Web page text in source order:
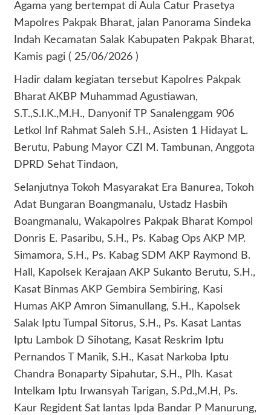
Agama yang bertempat di Aula Catur Prasetya
Mapolres Pakpak Bharat, jalan Panorama Sindeka
Indah Kecamatan Salak Kabupaten Pakpak Bharat,
Kamis pagi ( 25/06/2026 )
Hadir dalam kegiatan tersebut Kapolres Pakpak
Bharat AKBP Muhammad Agustiawan,
S.T.,S.I.K.,M.H., Danyonif TP Sanalenggam 906
Letkol Inf Rahmat Saleh S.H., Asisten 1 Hidayat L.
Berutu, Pabung Mayor CZI M. Tambunan, Anggota
DPRD Sehat Tindaon,
Selanjutnya Tokoh Masyarakat Era Banurea, Tokoh
Adat Bungaran Boangmanalu, Ustadz Hasbih
Boangmanalu, Wakapolres Pakpak Bharat Kompol
Donris E. Pasaribu, S.H., Ps. Kabag Ops AKP MP.
Simamora, S.H., Ps. Kabag SDM AKP Raymond B.
Hall, Kapolsek Kerajaan AKP Sukanto Berutu, S.H.,
Kasat Binmas AKP Gembira Sembiring, Kasi
Humas AKP Amron Simanullang, S.H., Kapolsek
Salak Iptu Tumpal Sitorus, S.H., Ps. Kasat Lantas
Iptu Lambok D Sihotang, Kasat Reskrim Iptu
Pernandos T Manik, S.H., Kasat Narkoba Iptu
Chandra Bonaparty Sipahutar, S.H., Plh. Kasat
Intelkam Iptu Irwansyah Tarigan, S.Pd.,M.H, Ps.
Kaur Regident Sat lantas Ipda Bandar P Manurung,